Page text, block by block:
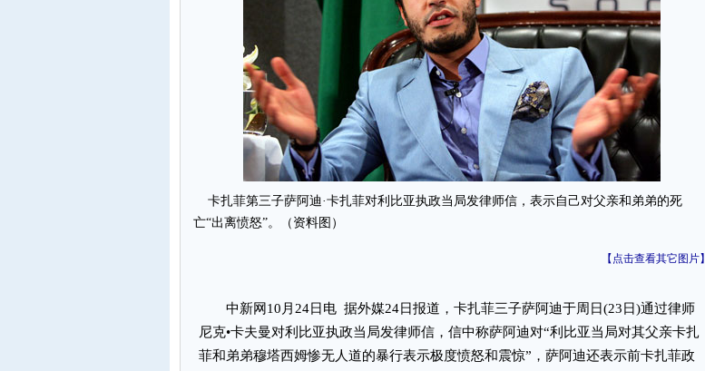
卡扎菲第三子萨阿迪·卡扎菲对利比亚执政当局发律师信，表示自己对父亲和弟弟的死
亡“出离愤怒”。（资料图）
【点击查看其它图片】
中新网10月24日电 据外媒24日报道，卡扎菲三子萨阿迪于周日(23日)通过律师
尼克•卡夫曼对利比亚执政当局发律师信，信中称萨阿迪对“利比亚当局对其父亲卡扎
菲和弟弟穆塔西姆惨无人道的暴行表示极度愤怒和震惊”，萨阿迪还表示前卡扎菲政